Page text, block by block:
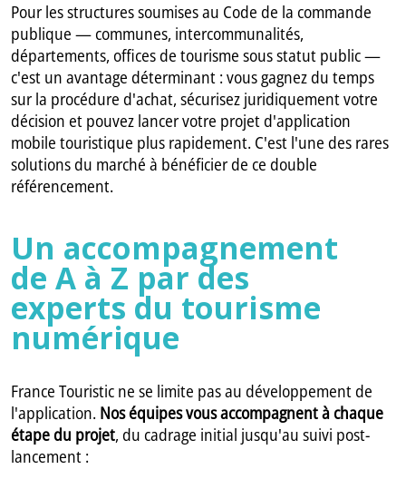
Pour les structures soumises au Code de la commande
publique — communes, intercommunalités,
départements, offices de tourisme sous statut public —
c'est un avantage déterminant : vous gagnez du temps
sur la procédure d'achat, sécurisez juridiquement votre
décision et pouvez lancer votre projet d'application
mobile touristique plus rapidement. C'est l'une des rares
solutions du marché à bénéficier de ce double
référencement.
Un accompagnement
de A à Z par des
experts du tourisme
numérique
France Touristic ne se limite pas au développement de
l'application. Nos équipes vous accompagnent à chaque
étape du projet, du cadrage initial jusqu'au suivi post-
lancement :